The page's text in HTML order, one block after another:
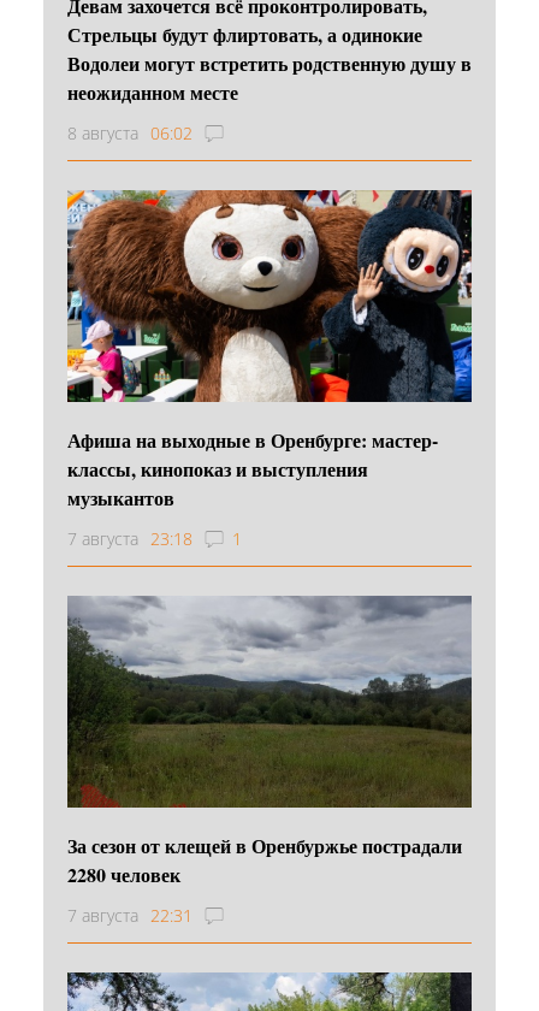
Стрельцы будут флиртовать, а одинокие
Водолеи могут встретить родственную душу в
неожиданном месте
8 августа 06:02
Афиша на выходные в Оренбурге: мастер-
классы, кинопоказ и выступления
музыкантов
7 августа 23:18 1
За сезон от клещей в Оренбуржье пострадали
2280 человек
7 августа 22:31